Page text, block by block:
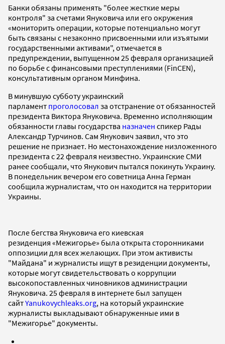
Банки обязаны применять "более жесткие меры
контроля" за счетами Януковича или его окружения
«мониторить операции, которые потенциально могут
быть связаны с незаконно присвоенными или изъятыми
государственными активами", отмечается в
предупреждении, выпущенном 25 февраля организацией
по борьбе с финансовыми преступлениями (FinCEN),
консультативным органом Минфина.
В минувшую субботу украинский
парламент проголосовал за отстранение от обязанностей
президента Виктора Януковича. Временно исполняющим
обязанности главы государства назначен спикер Рады
Александр Турчинов. Сам Янукович заявил, что это
решение не признает. Но местонахождение низложенного
президента с 22 февраля неизвестно. Украинские СМИ
ранее сообщали, что Янукович пытался покинуть Украину.
В понедельник вечером его советница Анна Герман
сообщила журналистам, что он находится на территории
Украины.
После бегства Януковича его киевская
резиденция «Межигорье» была открыта сторонниками
оппозиции для всех желающих. При этом активисты
"Майдана" и журналисты ищут в резиденции документы,
которые могут свидетельствовать о коррупции
высокопоставленных чиновников администрации
Януковича. 25 февраля в интернете был запущен
сайтYanukovychleaks.org, на который украинские
журналисты выкладывают обнаруженные ими в
"Межигорье" документы.